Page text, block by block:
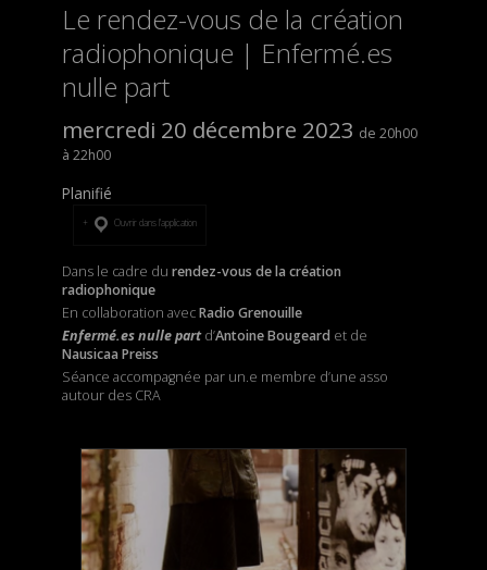
Le rendez-vous de la création
radiophonique | Enfermé.es
nulle part
mercredi 20 décembre 2023
20h00
22h00
Planifié
Ouvrir dans l’application
Dans le cadre du rendez-vous de la création
radiophonique
En collaboration avecRadio Grenouille
Enfermé.esnulle partd’Antoine Bougeard et de
Nausicaa Preiss
Séance accompagnée par un.e membre d’une asso
autour des CRA